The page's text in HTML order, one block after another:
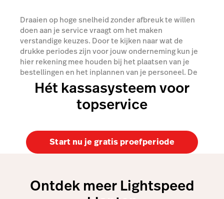
Draaien op hoge snelheid zonder afbreuk te willen
doen aan je service vraagt om het maken
verstandige keuzes. Door te kijken naar wat de
drukke periodes zijn voor jouw onderneming kun je
hier rekening mee houden bij het plaatsen van je
bestellingen en het inplannen van je personeel. De
rapporten in de backoffice van Lightspeed geven je
inzicht in de drukte van dag tot dag, maar maken ook
het verschil duidelijk tussen verschillende
maanden, en zelfs jaren.
Hét kassasysteem voor
topservice
Start nu je gratis proefperiode
Ontdek meer Lightspeed